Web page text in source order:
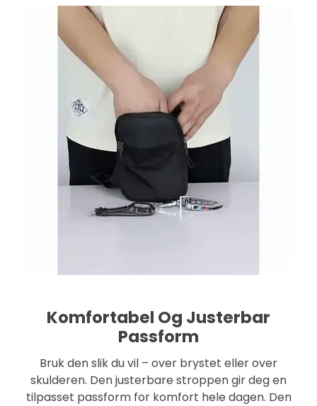
Komfortabel Og Justerbar
Passform
Bruk den slik du vil – over brystet eller over
skulderen. Den justerbare stroppen gir deg en
tilpasset passform for komfort hele dagen. Den